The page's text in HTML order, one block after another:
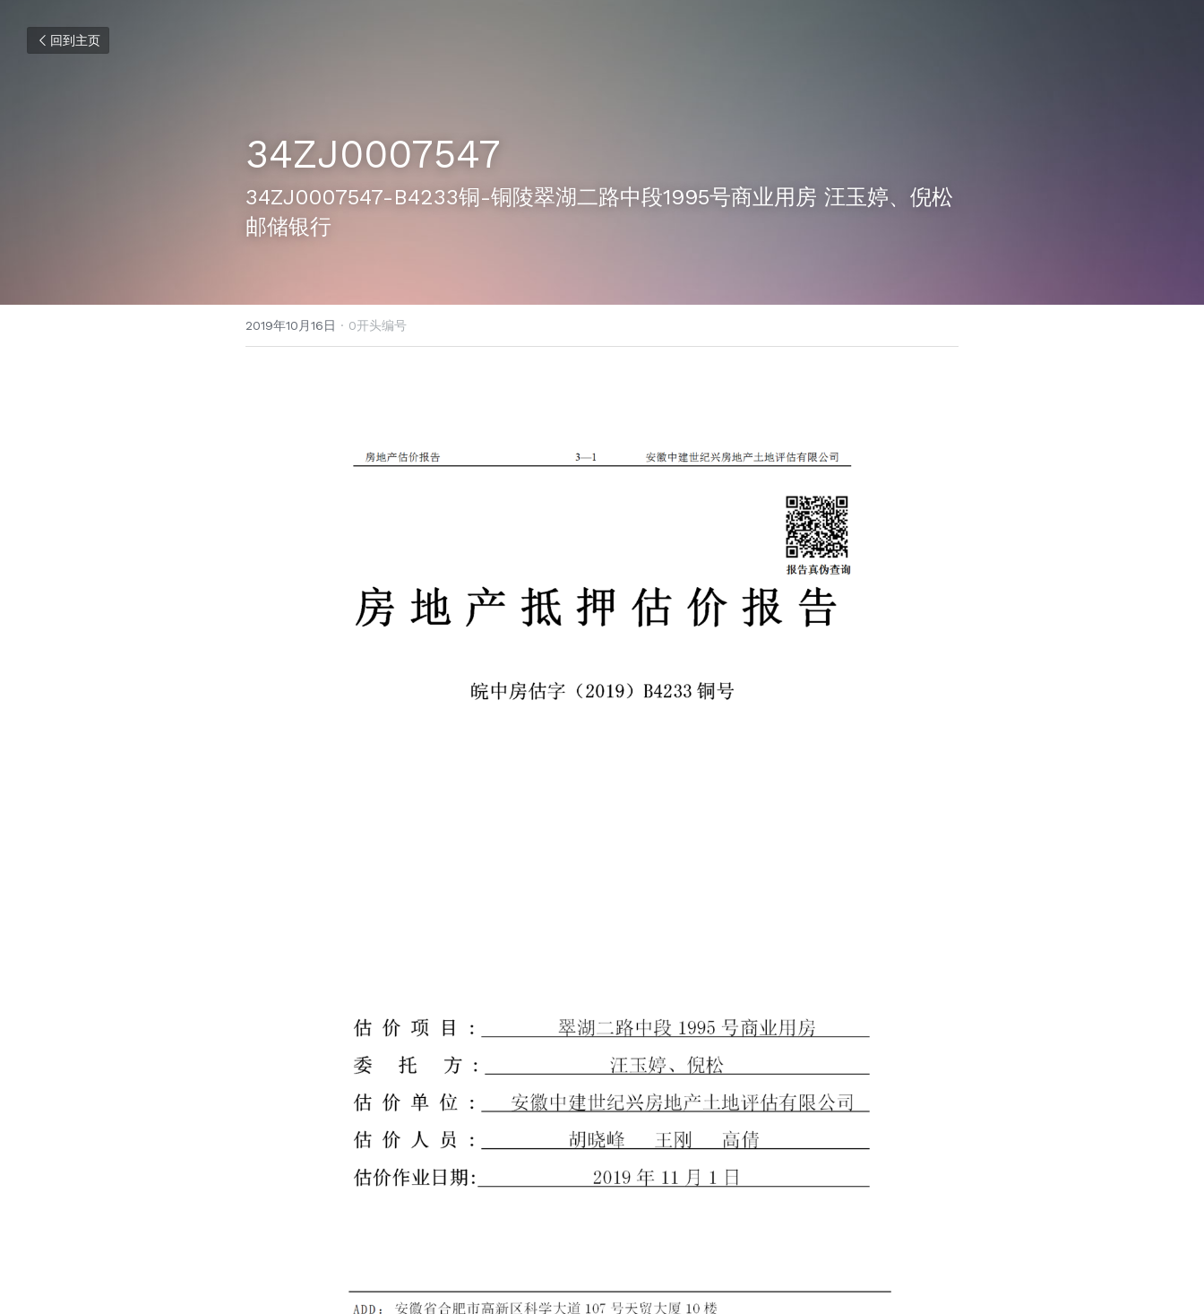
回到主页
34ZJ0007547
34ZJ0007547-B4233铜-铜陵翠湖二路中段1995号商业用房 汪玉婷、倪松
邮储银行
2019年10月16日 · 0开头编号